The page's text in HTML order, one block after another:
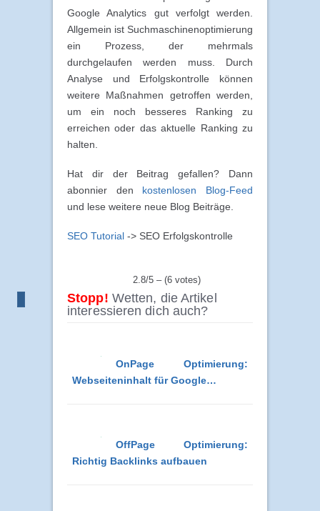
Google Analytics gut verfolgt werden.
Allgemein ist Suchmaschinenoptimierung
ein Prozess, der mehrmals
durchgelaufen werden muss. Durch
Analyse und Erfolgskontrolle können
weitere Maßnahmen getroffen werden,
um ein noch besseres Ranking zu
erreichen oder das aktuelle Ranking zu
halten.
Hat dir der Beitrag gefallen? Dann
abonnier den kostenlosen Blog-Feed
und lese weitere neue Blog Beiträge.
SEO Tutorial -> SEO Erfolgskontrolle
2.8/5 – (6 votes)
Stopp! Wetten, die Artikel
interessieren dich auch?
OnPage Optimierung:
Webseiteninhalt für Google…
OffPage Optimierung:
Richtig Backlinks aufbauen